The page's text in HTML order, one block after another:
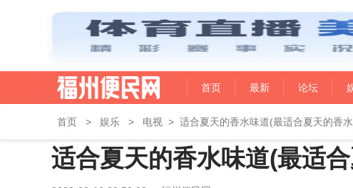
首页 最新 论坛
首页 > 娱乐 > 电视 > 适合夏天的香水味道(最适合夏天的香
适合夏天的香水味道(最适